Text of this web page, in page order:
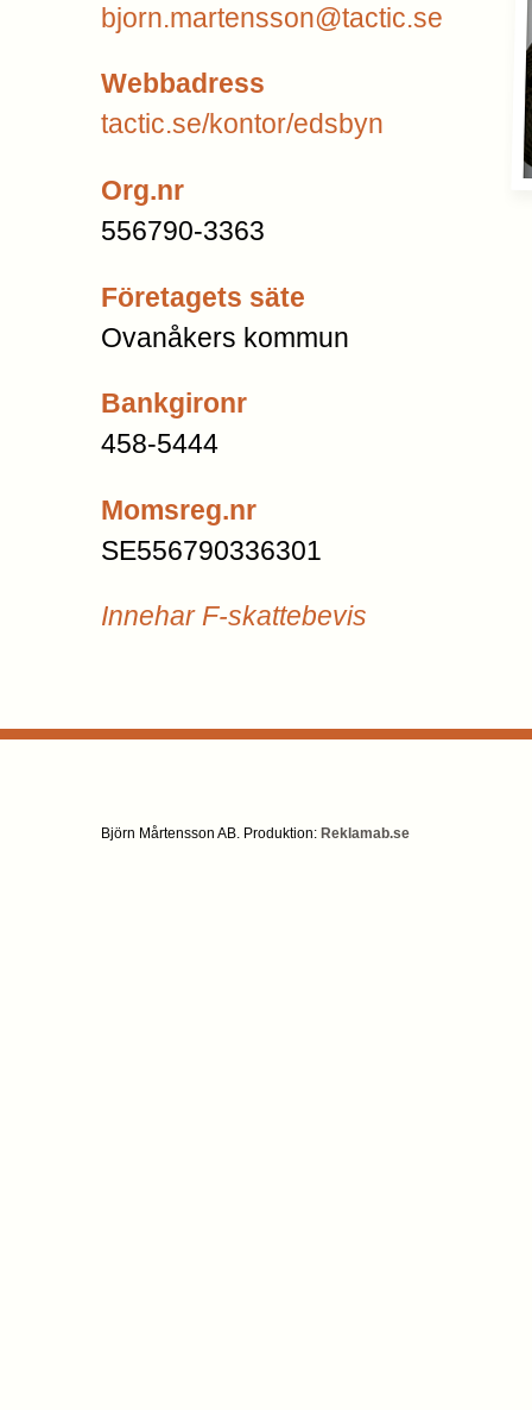
bjorn.martensson@tactic.se
Webbadress
tactic.se/kontor/edsbyn
Org.nr
556790-3363
Företagets säte
Ovanåkers kommun
Bankgironr
458-5444
Momsreg.nr
SE556790336301
Innehar F-skattebevis
Björn Mårtensson AB. Produktion: Reklamab.se